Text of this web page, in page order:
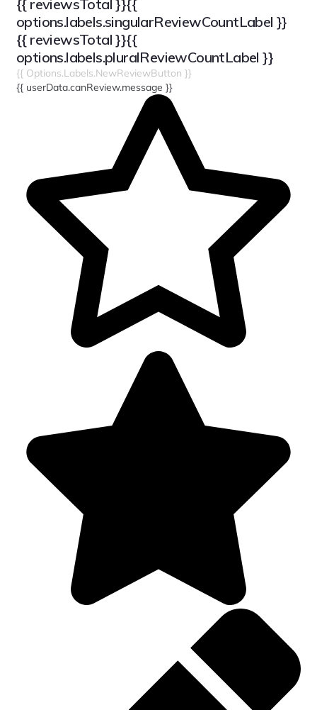
{{ reviewsTotal }}{{
options.labels.singularReviewCountLabel }}
{{ reviewsTotal }}{{
options.labels.pluralReviewCountLabel }}
{{ Options.labels.newReviewButton }}
{{ userData.canReview.message }}